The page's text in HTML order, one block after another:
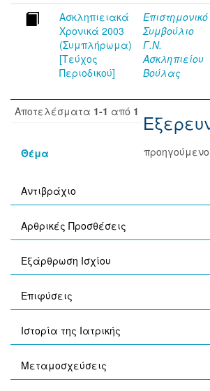
Ασκληπιειακά
Χρονικά 2003
(Συμπλήρωμα)
[Τεύχος
Περιοδικού]
Επιστημονικό
Συμβούλιο
Γ.Ν.
Ασκληπιείου
Βούλας
Αποτελέσματα 1-1 από 1
προηγούμενο
Θέμα
Αντιβράχιο
Αρθρικές Προσθέσεις
Εξάρθρωση Ισχίου
Επιφύσεις
Ιστορία της Ιατρικής
Μεταμοσχεύσεις